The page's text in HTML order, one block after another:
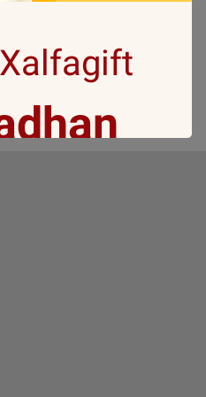
no 1
seru karena
hadiah buat kamu